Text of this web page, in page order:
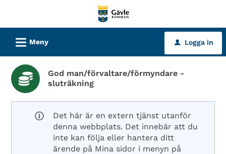
tjänster
Gävle
kommun
L Meny u Logga in
God man/förvaltare/förmyndare -
sluträkning
Det här är en extern tjänst utanför
denna webbplats. Det innebär att du
inte kan följa eller hantera ditt
ärende på Mina sidor i menyn på